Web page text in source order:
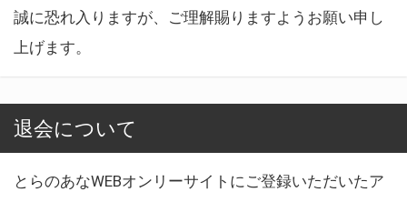
誠に恐れ入りますが、ご理解賜りますようお願い申し
上げます。
退会について
とらのあなWEBオンリーサイトにご登録いただいたア